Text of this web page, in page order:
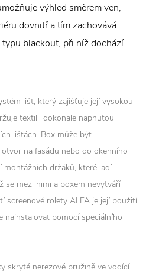
výhled směrem ven,
dovnitř a tím zachovává
blackout, při níž dochází
lišt, který zajišťuje její vysokou
textilii dokonale napnutou
lištách. Box může být
na fasádu nebo do okenního
držáků, které ladí
se mezi nimi a boxem nevytváří
screenové rolety ALFA je její použití
nainstalovat pomocí speciálního
skryté nerezové pružině ve vodící